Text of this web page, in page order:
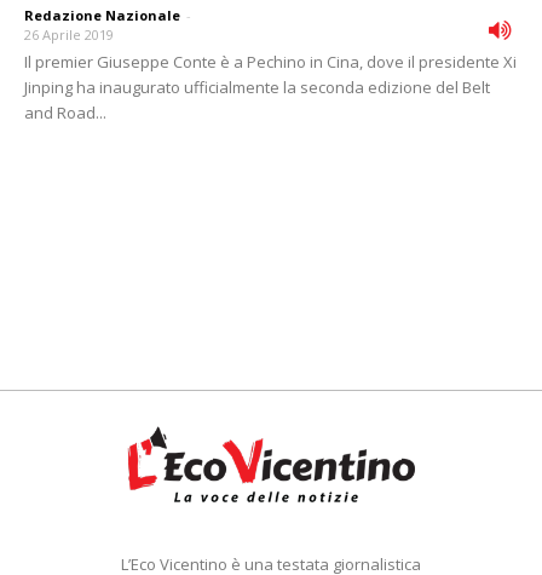
Redazione Nazionale -
26 Aprile 2019
Il premier Giuseppe Conte è a Pechino in Cina, dove il presidente Xi
Jinping ha inaugurato ufficialmente la seconda edizione del Belt
and Road...
L’Eco Vicentino è una testata giornalistica